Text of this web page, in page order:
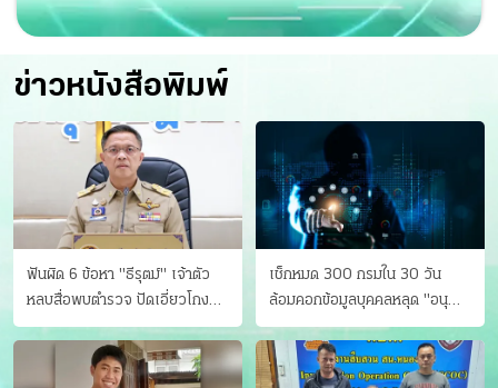
ข่าวหนังสือพิมพ์
ฟันผิด 6 ข้อหา "ธีรุตม์" เจ้าตัว
หลบสื่อพบตำรวจ ปัดเอี่ยวโกง
สอบท้องถิ่น จ่อบี้รํ่ารวยมากปกติ
เช็กหมด 300 กรมใน 30 วัน
ล้อมคอกข้อมูลบุคคลหลุด "อนุ
ดิษฐ์" ขยี้ภัยระดับชาติ